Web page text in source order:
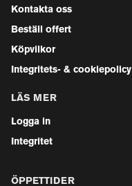
Kontakta oss
Beställ offert
Köpvilkor
Integritets- & cookiepolicy
LÄS MER
Logga in
Integritet
ÖPPETTIDER